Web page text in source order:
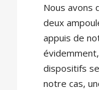
Nous avons
deux
appuis de
dispositifs
notre cas,